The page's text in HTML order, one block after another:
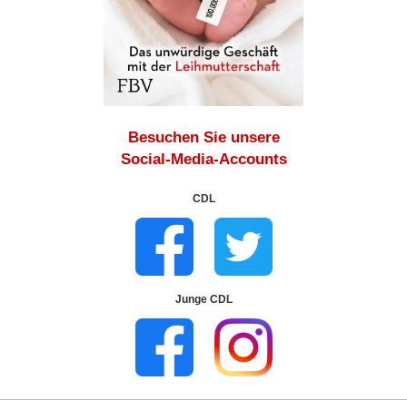
Besuchen Sie unsere
Social-Media-Accounts
CDL
Junge CDL